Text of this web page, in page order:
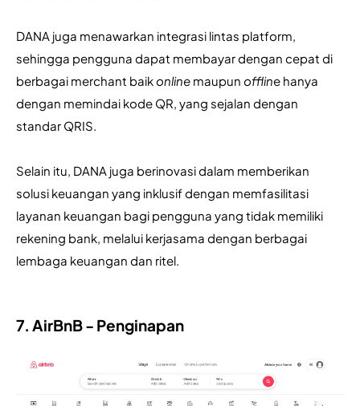
DANA juga menawarkan integrasi lintas platform,
sehingga pengguna dapat membayar dengan cepat di
berbagai merchant baik online maupun offline hanya
dengan memindai kode QR, yang sejalan dengan
standar QRIS.
Selain itu, DANA juga berinovasi dalam memberikan
solusi keuangan yang inklusif dengan memfasilitasi
layanan keuangan bagi pengguna yang tidak memiliki
rekening bank, melalui kerjasama dengan berbagai
lembaga keuangan dan ritel.
7. AirBnB - Penginapan